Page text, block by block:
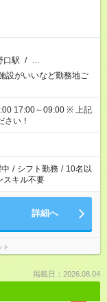
口駅 / …
がいいなど勤務地ご
～09:00 ※ 上記
さい！
/ シフト勤務 / 10名以
スキル不要
詳細へ
ト
掲載日：2026.08.04